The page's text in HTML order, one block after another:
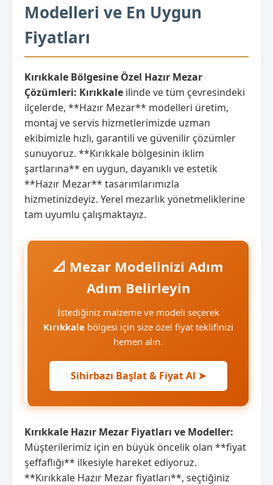
Modelleri ve En Uygun
Fiyatları
Kırıkkale Bölgesine Özel Hazır Mezar
Çözümleri: Kırıkkale ilinde ve tüm çevresindeki
ilçelerde, **Hazır Mezar** modelleri üretim,
montaj ve servis hizmetlerimizde uzman
ekibimizle hızlı, garantili ve güvenilir çözümler
sunuyoruz. **Kırıkkale bölgesinin iklim
şartlarına** en uygun, dayanıklı ve estetik
**Hazır Mezar** tasarımlarımızla
hizmetinizdeyiz. Yerel mezarlık yönetmeliklerine
tam uyumlu çalışmaktayız.
📐 Mezar Modelinizi Adım
Adım Belirleyin
İstediğiniz malzeme ve modeli seçerek
Kırıkkalebölgesi için size özel fiyat teklifinizi
hemen alın.
Sihirbazı Başlat & Fiyat Al ➤
Kırıkkale Hazır Mezar Fiyatları ve Modeller:
Müşterilerimiz için en büyük öncelik olan **fiyat
şeffaflığı** ilkesiyle hareket ediyoruz.
**Kırıkkale Hazır Mezar fiyatları**, seçtiğiniz